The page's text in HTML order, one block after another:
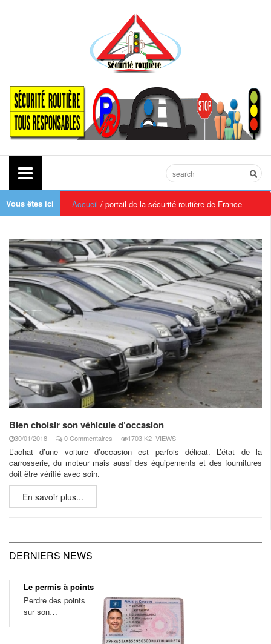
Vous êtes ici Accueil / portail de la sécurité routière de France
Bien choisir son véhicule d’occasion
30/01/2018 0 Commentaires 1703 K2_VIEWS
L’achat d’une voiture d’occasion est parfois délicat. L’état de la
carrosserie, du moteur mais aussi des équipements et des fournitures
doit être vérifié avec soin.
En savoir plus...
DERNIERS NEWS
Le permis à points
Perdre des points
sur son…